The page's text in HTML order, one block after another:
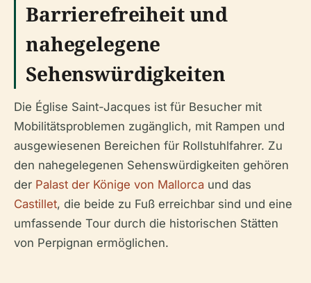
Barrierefreiheit und
nahegelegene
Sehenswürdigkeiten
Die Église Saint-Jacques ist für Besucher mit
Mobilitätsproblemen zugänglich, mit Rampen und
ausgewiesenen Bereichen für Rollstuhlfahrer. Zu
den nahegelegenen Sehenswürdigkeiten gehören
der Palast der Könige von Mallorca und das
Castillet, die beide zu Fuß erreichbar sind und eine
umfassende Tour durch die historischen Stätten
von Perpignan ermöglichen.